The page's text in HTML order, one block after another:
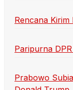
Rencana
Paripurna
Prabowo